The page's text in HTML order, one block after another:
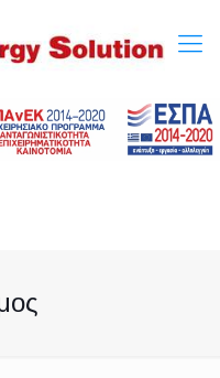
εργαλείων